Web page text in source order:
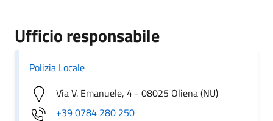
Ufficio responsabile
Polizia Locale
Via V. Emanuele, 4 - 08025 Oliena (NU)
+39 0784 280 250